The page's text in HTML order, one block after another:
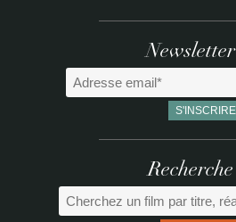
Newsletter
Recherche